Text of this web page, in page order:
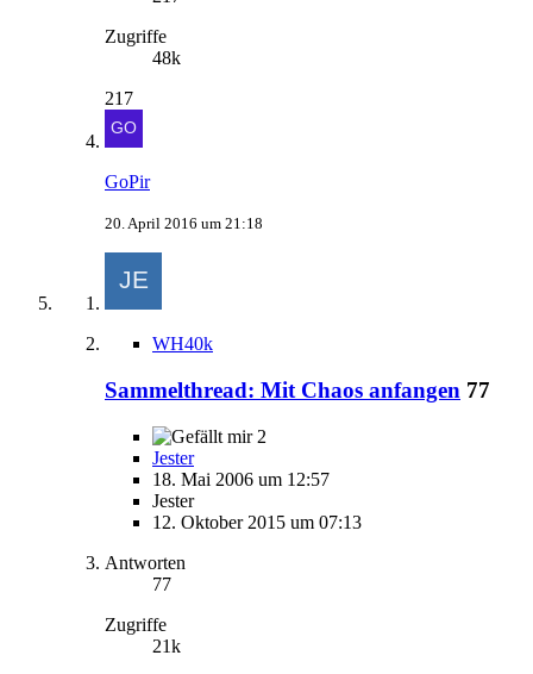
Zugriffe
48k
217
GoPir
20. April 2016 um 21:18
WH40k
Sammelthread: Mit Chaos anfangen 77
2
Jester
18. Mai 2006 um 12:57
Jester
12. Oktober 2015 um 07:13
Antworten
77
Zugriffe
21k